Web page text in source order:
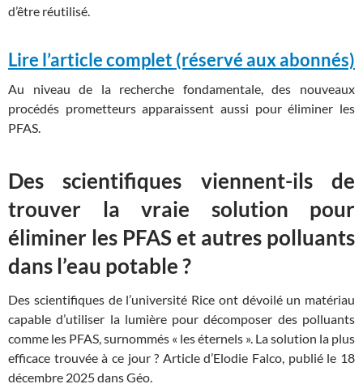
d’être réutilisé.
Lire l’article complet (réservé aux abonnés)
Au niveau de la recherche fondamentale, des nouveaux
procédés prometteurs apparaissent aussi pour éliminer les
PFAS.
Des scientifiques viennent-ils de
trouver la vraie solution pour
éliminer les PFAS et autres polluants
dans l’eau potable ?
Des scientifiques de l’université Rice ont dévoilé un matériau
capable d’utiliser la lumière pour décomposer des polluants
comme les PFAS, surnommés « les éternels ». La solution la plus
efficace trouvée à ce jour ? Article d’Elodie Falco, publié le 18
décembre 2025 dans Géo.